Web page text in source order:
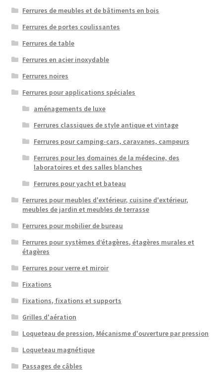
Ferrures de meubles et de bâtiments en bois
Ferrures de portes coulissantes
Ferrures de table
Ferrures en acier inoxydable
Ferrures noires
Ferrures pour applications spéciales
aménagements de luxe
Ferrures classiques de style antique et vintage
Ferrures pour camping-cars, caravanes, campeurs
Ferrures pour les domaines de la médecine, des
laboratoires et des salles blanches
Ferrures pour yacht et bateau
Ferrures pour meubles d'extérieur, cuisine d'extérieur,
meubles de jardin et meubles de terrasse
Ferrures pour mobilier de bureau
Ferrures pour systèmes d’étagères, étagères murales et
étagères
Ferrures pour verre et miroir
Fixations
Fixations, fixations et supports
Grilles d'aération
Loqueteau de pression, Mécanisme d'ouverture par pression
Loqueteau magnétique
Passages de câbles